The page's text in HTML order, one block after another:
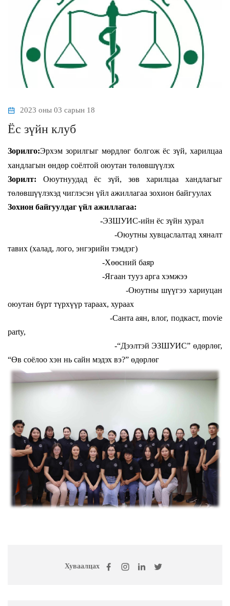
2023 оны 03 сарын 18
Ёс зүйн клуб
Зорилго:Эрхэм зорилгыг мөрдлөг болгож ёс зүй, харилцаа
хандлагын өндөр соёлтой оюутан төлөвшүүлэх
Зорилт: Оюутнуудад ёс зүй, зөв харилцаа хандлагыг
төлөвшүүлэхэд чиглэсэн үйл ажиллагаа зохион байгуулах
Зохион байгуулдаг үйл ажиллагаа:
-ЭЗШУИС-ийн ёс зүйн хурал
-Оюутны хувцаслалтад хяналт
тавих (халад, лого, энгэрийн тэмдэг)
-Хөөсний баяр
-Ягаан тууз арга хэмжээ
-Оюутны шүүгээ хариуцан
оюутан бүрт түрхүүр тараах, хураах
-Санта аян, влог, подкаст, movie
party,
-“Дээлтэй ЭЗШУИС” өдөрлөг,
“Өв соёлоо хэн нь сайн мэдэх вэ?” өдөрлөг
Хуваалцах